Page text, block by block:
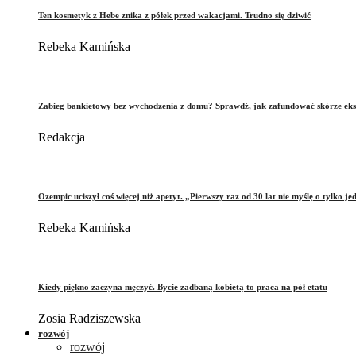
Ten kosmetyk z Hebe znika z półek przed wakacjami. Trudno się dziwić
Rebeka Kamińska
Zabieg bankietowy bez wychodzenia z domu? Sprawdź, jak zafundować skórze
Redakcja
Ozempic uciszył coś więcej niż apetyt. „Pierwszy raz od 30 lat nie myślę o tylko
Rebeka Kamińska
Kiedy piękno zaczyna męczyć. Bycie zadbaną kobietą to praca na pół etatu
Zosia Radziszewska
rozwój
rozwój